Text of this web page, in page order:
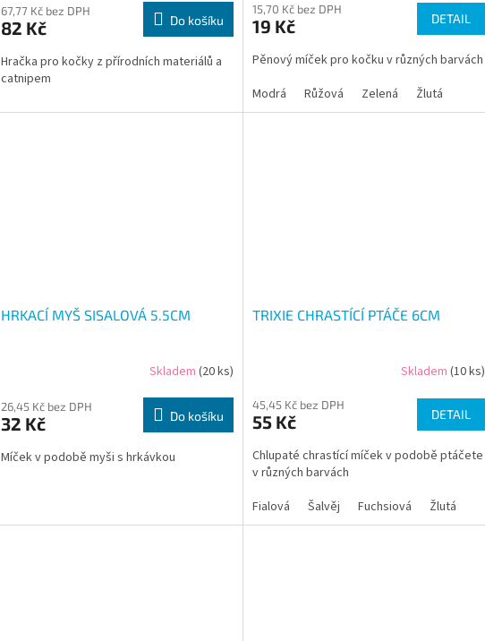
67,77 Kč bez DPH
82 Kč Do košíku
Hračka pro kočky z přírodních materiálů a
catnipem
15,70 Kč bez DPH
19 Kč DETAIL
Pěnový míček pro kočku v různých barvách
Modrá
Růžová Zelená Žlutá
HRKACÍ MYŠ SISALOVÁ 5.5CM
Skladem (20 ks)
26,45 Kč bez DPH
32 Kč Do košíku
Míček v podobě myši s hrkávkou
TRIXIE CHRASTÍCÍ PTÁČE 6CM
Skladem (10 ks)
45,45 Kč bez DPH
55 Kč DETAIL
Chlupaté chrastící míček v podobě ptáčete
v různých barvách
Fialová
Šalvěj Fuchsiová Žlutá